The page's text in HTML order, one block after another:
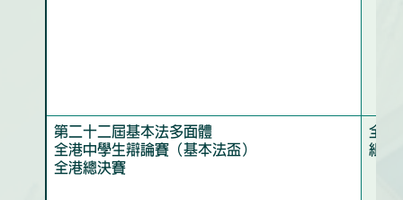
第二十二屆基本法多面體
全港中學生辯論賽（基本法盃）
全港總決賽
全港
組）